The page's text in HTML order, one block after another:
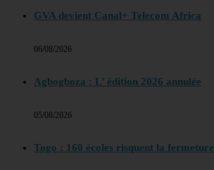
GVA devient Canal+ Telecom Africa
06/08/2026
Agbogboza : L’ édition 2026 annulée
05/08/2026
Togo : 160 écoles risquent la fermeture